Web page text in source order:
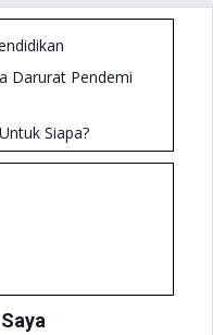
Darurat Pendemi
Siapa?
(RKS)